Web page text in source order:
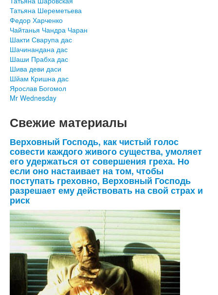
Татьяна Шереметьева
Федор Харченко
Чайтанья Чандра Чаран
Шакти Сварупа дас
Шачинандана дас
Шаши Прабха дас
Шива деви даси
Шйам Кришна дас
Ярослав Богомол
Mr Wednesday
Свежие материалы
Верховный Господь, как чистый голос
совести каждого живого существа, умоляет
его удержаться от совершения греха. Но
если оно настаивает на том, чтобы
поступать греховно, Верховный Господь
разрешает ему действовать на свой страх и
риск